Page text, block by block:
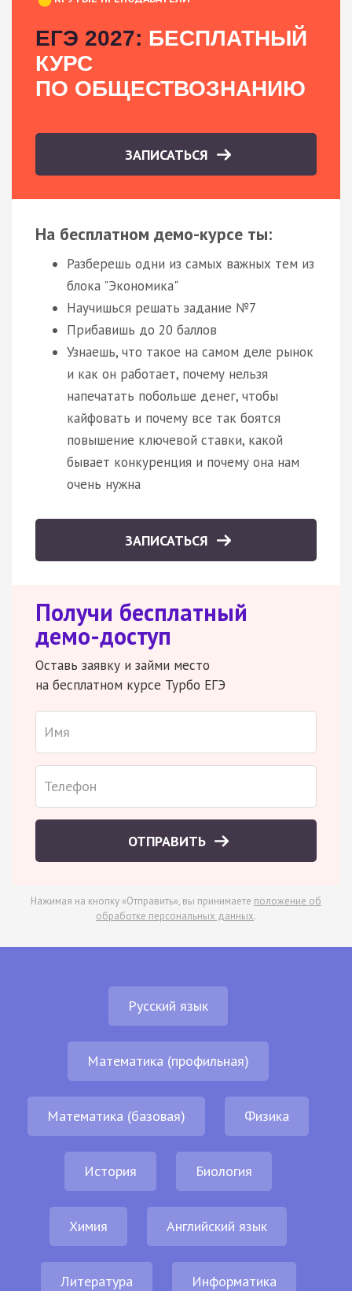
ЕГЭ 2027: БЕСПЛАТНЫЙ
КУРС
ПО ОБЩЕСТВОЗНАНИЮ
ЗАПИСАТЬСЯ
На бесплатном демо-курсе ты:
Разберешь одни из самых важных тем из
блока "Экономика"
Научишься решать задание №7
Прибавишь до 20 баллов
Узнаешь, что такое на самом деле рынок
и как он работает, почему нельзя
напечатать побольше денег, чтобы
кайфовать и почему все так боятся
повышение ключевой ставки, какой
бывает конкуренция и почему она нам
очень нужна
ЗАПИСАТЬСЯ
Получи бесплатный
демо-доступ
Оставь заявку и займи место
на бесплатном курсе Турбо ЕГЭ
ОТПРАВИТЬ
Нажимая на кнопку «Отправить», вы принимаете положение об
обработке персональных данных.
Русский язык
Математика (профильная)
Математика (базовая) Физика
История Биология
Химия Английский язык
Литература Информатика